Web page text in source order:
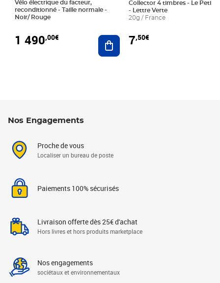
Vélo électrique du facteur,
reconditionné - Taille normale -
Noir/ Rouge
1 490,00€ Ajouter au panier
Collector 4 timbres - Le Petit
- Lettre Verte
20g / France
7,50€
Nos Engagements
Proche de vous
Localiser un bureau de poste
Paiements 100% sécurisés
Livraison offerte dès 25€ d'achat
Hors livres et hors produits marketplace
Nos engagements
sociétaux et environnementaux